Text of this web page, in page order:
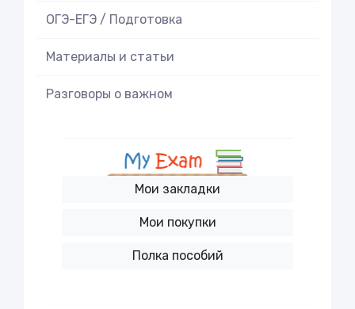
ОГЭ-ЕГЭ / Подготовка
Материалы и статьи
Разговоры о важном
Мои закладки
Мои покупки
Полка пособий